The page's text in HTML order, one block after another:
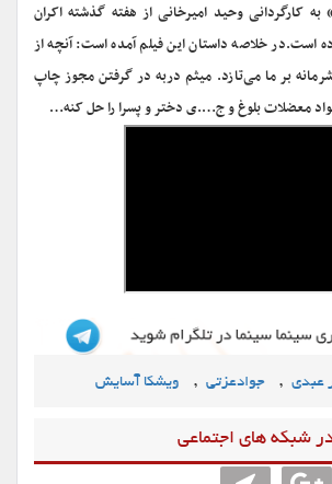
کارگردانی وحید امیرخانی از هفته گذشته اکران
است.در خلاصه داستان این فیلم آمده است: آنچه از
بر ما می‌تازد. میثم دربه در گرفتن مجوز چاپ
معضلات بلوغ و ج….ی دختر و پسرا را حل کنه…
عبدی , جوادعزتی , ویشکا آسایش
شبکه های اجتماعی